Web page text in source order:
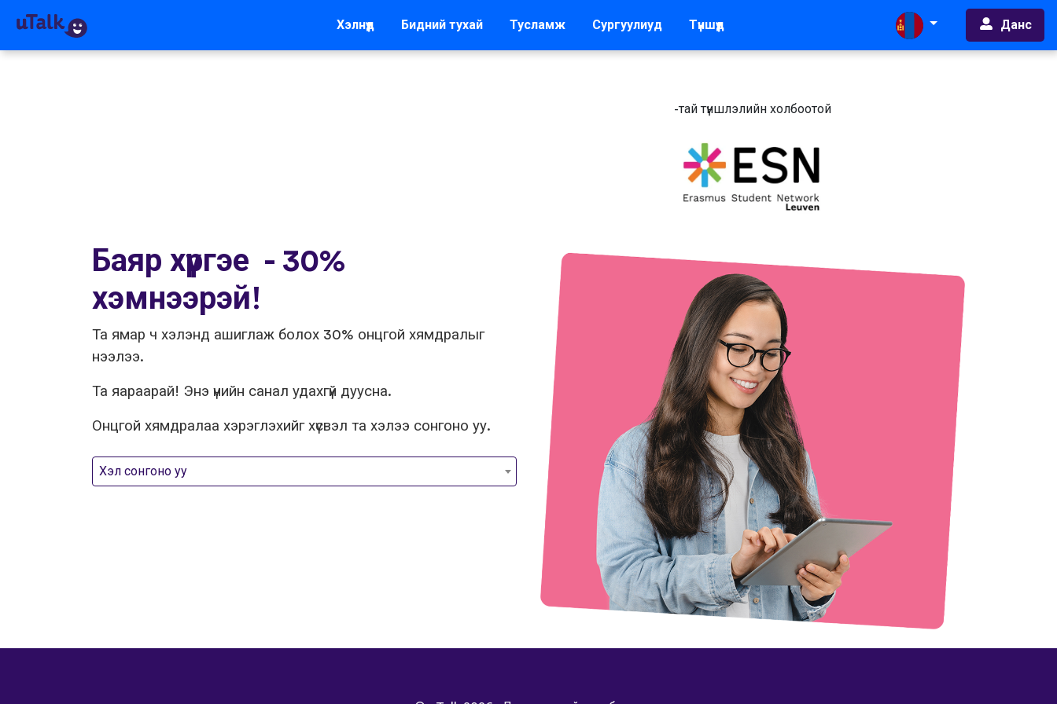
Хэлнүүд Бидний тухай Тусламж Сургуулиуд Түншүүд Данс
Баяр хүргэе - 30%
хэмнээрэй!
Та ямар ч хэлэнд ашиглаж болох 30% онцгой хямдралыг
нээлээ.
Та яараарай! Энэ үнийн санал удахгүй дуусна.
Онцгой хямдралаа хэрэглэхийг хүсвэл та хэлээ сонгоно уу.
Хэл сонгоно уу
-тай түншлэлийн холбоотой